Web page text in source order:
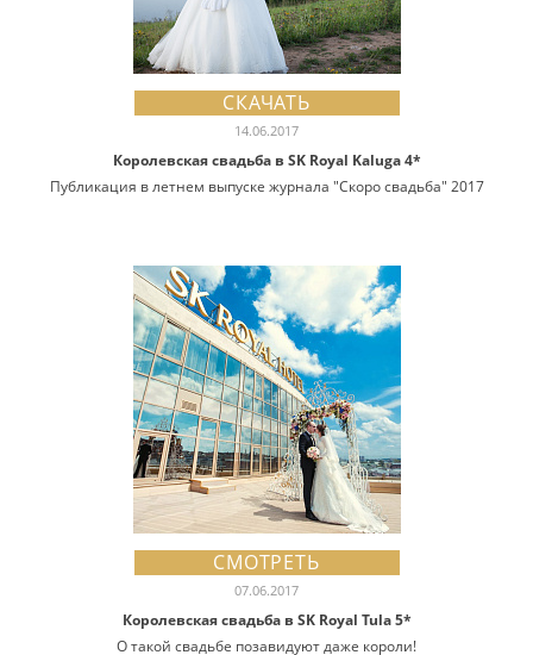
СКАЧАТЬ
14.06.2017
Королевская свадьба в SK Royal Kaluga 4*
Публикация в летнем выпуске журнала "Скоро свадьба" 2017
СМОТРЕТЬ
07.06.2017
Королевская свадьба в SK Royal Tula 5*
О такой свадьбе позавидуют даже короли!